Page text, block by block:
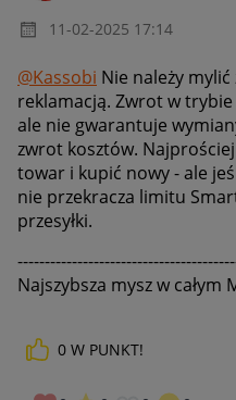
‎11-02-2025 17:14
@Kassobi Nie należy mylić
reklamacją. Zwrot w
ale nie gwarantuje
zwrot kosztów.
towar i kupić nowy - ale
nie przekracza limitu
przesyłki.
Najszybsza mysz w całym
0 W PUNKT!